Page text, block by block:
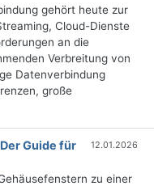
gehört heute zur
Cloud-Dienste
an die
Verbreitung von
Datenverbindung
große
Guide für
12.01.2026
zu einer